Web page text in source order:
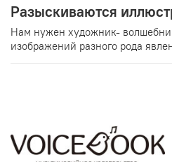
Разыскиваются
Нам нужен художник-
изображений разного рода